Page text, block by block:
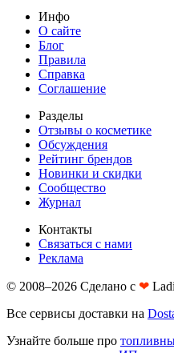
Инфо
О сайте
Блог
Правила
Справка
Соглашение
Разделы
Отзывы о косметике
Обсуждения
Рейтинг брендов
Новинки и скидки
Сообщество
Журнал
Контакты
Связаться с нами
Реклама
© 2008–2026 Сделано с ❤︎
Все сервисы доставки на
Узнайте больше про